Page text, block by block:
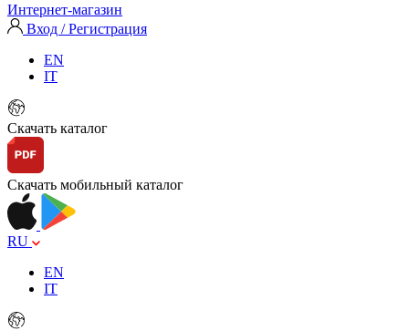
Интернет-магазин
Вход / Регистрация
EN
IT
Скачать каталог
Скачать мобильный каталог
RU
EN
IT